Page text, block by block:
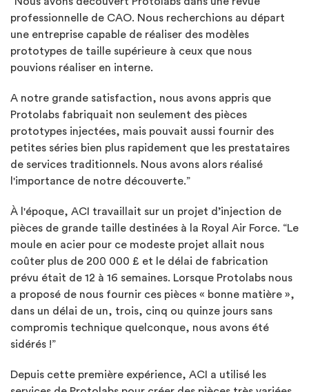
professionnelle de CAO. Nous recherchions au départ
une entreprise capable de réaliser des modèles
prototypes de taille supérieure à ceux que nous
pouvions réaliser en interne.
A notre grande satisfaction, nous avons appris que
Protolabs fabriquait non seulement des pièces
prototypes injectées, mais pouvait aussi fournir des
petites séries bien plus rapidement que les prestataires
de services traditionnels. Nous avons alors réalisé
l'importance de notre découverte.”
À l'époque, ACI travaillait sur un projet d’injection de
pièces de grande taille destinées à la Royal Air Force. “Le
moule en acier pour ce modeste projet allait nous
coûter plus de 200 000 £ et le délai de fabrication
prévu était de 12 à 16 semaines. Lorsque Protolabs nous
a proposé de nous fournir ces pièces « bonne matière »,
dans un délai de un, trois, cinq ou quinze jours sans
compromis technique quelconque, nous avons été
sidérés !”
Depuis cette première expérience, ACI a utilisé les